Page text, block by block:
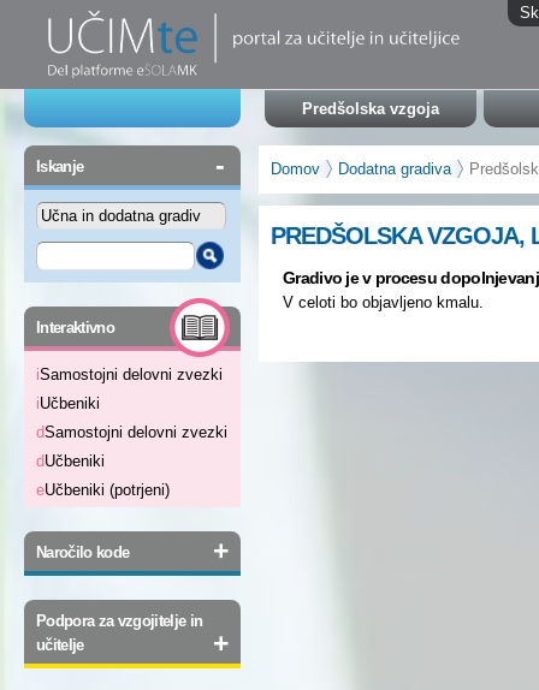
Predšolska vzgoja
Iskanje -
Interaktivno -
iSamostojni delovni zvezki
iUčbeniki
dSamostojni delovni zvezki
dUčbeniki
eUčbeniki (potrjeni)
Naročilo kode +
Podpora za vzgojitelje in
učitelje
+
Domov Dodatna gradiva
PREDŠOLSKA VZGOJA,
Gradivo je v procesu
V celoti bo objavljeno kmalu.